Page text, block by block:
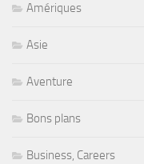
Amériques
Asie
Aventure
Bons plans
Business, Careers